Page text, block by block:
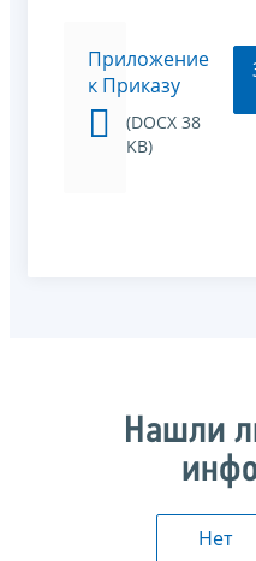
Приложение
к Приказу
(DOCX 38
KB)
Нашли
Нет